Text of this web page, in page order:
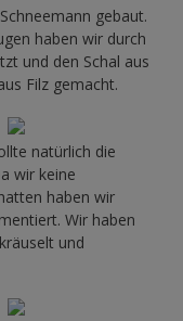
gebaut.
haben wir durch
und den Schal aus
Filz gemacht.
natürlich die
wir keine
haben wir
Wir haben
und